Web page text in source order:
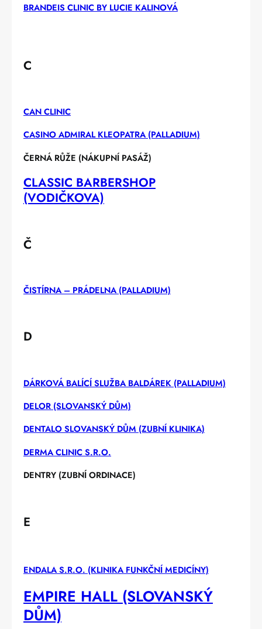
BRANDEIS CLINIC BY LUCIE KALINOVÁ
C
CAN CLINIC
CASINO ADMIRAL KLEOPATRA (PALLADIUM)
ČERNÁ RŮŽE (NÁKUPNÍ PASÁŽ)
CLASSIC BARBERSHOP
(VODIČKOVA)
Č
ČISTÍRNA – PRÁDELNA (PALLADIUM)
D
DÁRKOVÁ BALÍCÍ SLUŽBA BALDÁREK (PALLADIUM)
DELOR (SLOVANSKÝ DŮM)
DENTALO SLOVANSKÝ DŮM (ZUBNÍ KLINIKA)
DERMA CLINIC S.R.O.
DENTRY (ZUBNÍ ORDINACE)
E
ENDALA S.R.O. (KLINIKA FUNKČNÍ MEDICÍNY)
EMPIRE HALL (SLOVANSKÝ
DŮM)